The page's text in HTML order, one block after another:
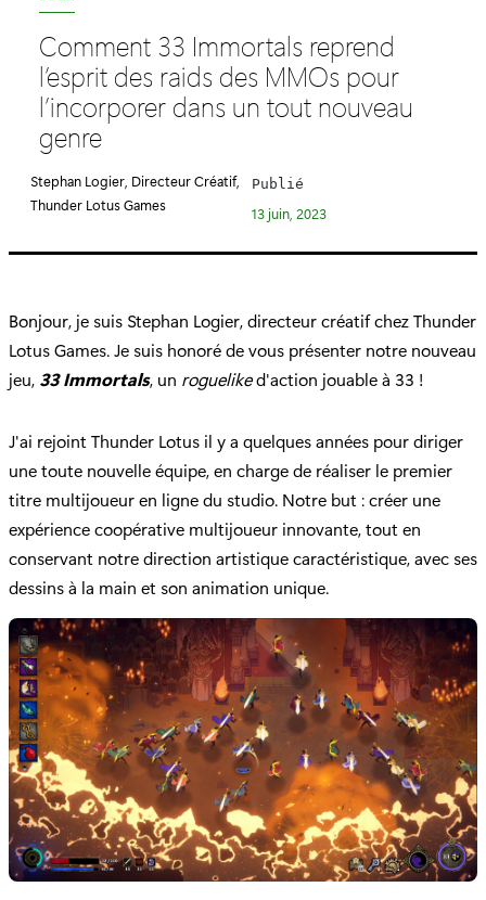
t
é
g
o
i
:
Comment 33 Immortals reprend
l’esprit des raids des MMOs pour
l’incorporer dans un tout nouveau
genre
Stephan Logier, Directeur Créatif,
Thunder Lotus Games
Publié
13 juin, 2023
Bonjour, je suis Stephan Logier, directeur créatif chez Thunder
Lotus Games. Je suis honoré de vous présenter notre nouveau
jeu, 33 Immortals, un rogueliked'action jouable à 33 !
J'ai rejoint Thunder Lotus il y a quelques années pour diriger
une toute nouvelle équipe, en charge de réaliser le premier
titre multijoueur en ligne du studio. Notre but : créer une
expérience coopérative multijoueur innovante, tout en
conservant notre direction artistique caractéristique, avec ses
dessins à la main et son animation unique.